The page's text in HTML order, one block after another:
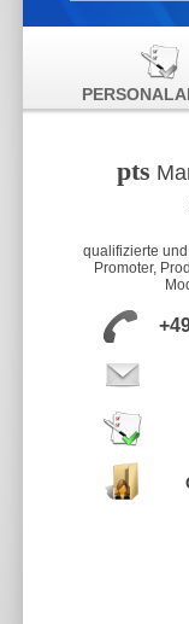
pts
qualifizierte
Promoter,